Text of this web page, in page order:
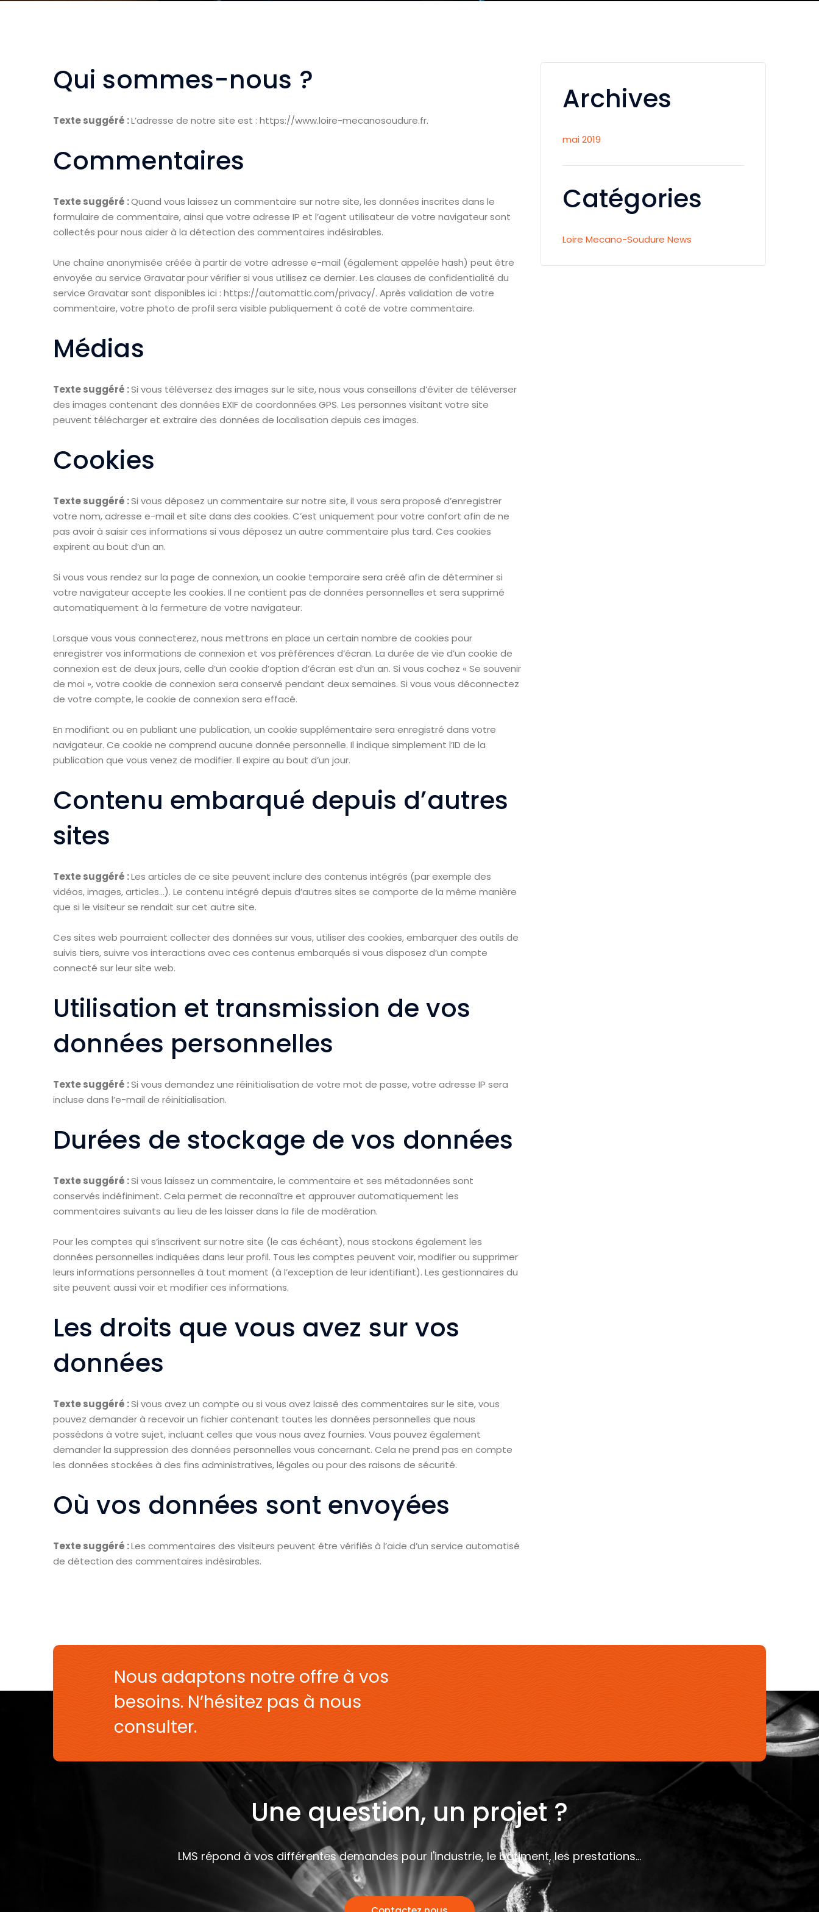
Qui sommes-nous ?
Texte suggéré :L’adresse de notre site est : https://www.loire-mecanosoudure.fr.
Commentaires
Texte suggéré :Quand vous laissez un commentaire sur notre site, les données inscrites dans le
formulaire de commentaire, ainsi que votre adresse IP et l’agent utilisateur de votre navigateur sont
collectés pour nous aider à la détection des commentaires indésirables.
Une chaîne anonymisée créée à partir de votre adresse e-mail (également appelée hash) peut être
envoyée au service Gravatar pour vérifier si vous utilisez ce dernier. Les clauses de confidentialité du
service Gravatar sont disponibles ici : https://automattic.com/privacy/. Après validation de votre
commentaire, votre photo de profil sera visible publiquement à coté de votre commentaire.
Médias
Texte suggéré :Si vous téléversez des images sur le site, nous vous conseillons d’éviter de téléverser
des images contenant des données EXIF de coordonnées GPS. Les personnes visitant votre site
peuvent télécharger et extraire des données de localisation depuis ces images.
Cookies
Texte suggéré :Si vous déposez un commentaire sur notre site, il vous sera proposé d’enregistrer
votre nom, adresse e-mail et site dans des cookies. C’est uniquement pour votre confort afin de ne
pas avoir à saisir ces informations si vous déposez un autre commentaire plus tard. Ces cookies
expirent au bout d’un an.
Si vous vous rendez sur la page de connexion, un cookie temporaire sera créé afin de déterminer si
votre navigateur accepte les cookies. Il ne contient pas de données personnelles et sera supprimé
automatiquement à la fermeture de votre navigateur.
Lorsque vous vous connecterez, nous mettrons en place un certain nombre de cookies pour
enregistrer vos informations de connexion et vos préférences d’écran. La durée de vie d’un cookie de
connexion est de deux jours, celle d’un cookie d’option d’écran est d’un an. Si vous cochez « Se souvenir
de moi », votre cookie de connexion sera conservé pendant deux semaines. Si vous vous déconnectez
de votre compte, le cookie de connexion sera effacé.
En modifiant ou en publiant une publication, un cookie supplémentaire sera enregistré dans votre
navigateur. Ce cookie ne comprend aucune donnée personnelle. Il indique simplement l’ID de la
publication que vous venez de modifier. Il expire au bout d’un jour.
Contenu embarqué depuis d’autres
sites
Texte suggéré :Les articles de ce site peuvent inclure des contenus intégrés (par exemple des
vidéos, images, articles…). Le contenu intégré depuis d’autres sites se comporte de la même manière
que si le visiteur se rendait sur cet autre site.
Ces sites web pourraient collecter des données sur vous, utiliser des cookies, embarquer des outils de
suivis tiers, suivre vos interactions avec ces contenus embarqués si vous disposez d’un compte
connecté sur leur site web.
Utilisation et transmission de vos
données personnelles
Texte suggéré :Si vous demandez une réinitialisation de votre mot de passe, votre adresse IP sera
incluse dans l’e-mail de réinitialisation.
Durées de stockage de vos données
Texte suggéré :Si vous laissez un commentaire, le commentaire et ses métadonnées sont
conservés indéfiniment. Cela permet de reconnaître et approuver automatiquement les
commentaires suivants au lieu de les laisser dans la file de modération.
Pour les comptes qui s’inscrivent sur notre site (le cas échéant), nous stockons également les
données personnelles indiquées dans leur profil. Tous les comptes peuvent voir, modifier ou supprimer
leurs informations personnelles à tout moment (à l’exception de leur identifiant). Les gestionnaires du
site peuvent aussi voir et modifier ces informations.
Les droits que vous avez sur vos
données
Texte suggéré :Si vous avez un compte ou si vous avez laissé des commentaires sur le site, vous
pouvez demander à recevoir un fichier contenant toutes les données personnelles que nous
possédons à votre sujet, incluant celles que vous nous avez fournies. Vous pouvez également
demander la suppression des données personnelles vous concernant. Cela ne prend pas en compte
les données stockées à des fins administratives, légales ou pour des raisons de sécurité.
Où vos données sont envoyées
Texte suggéré :Les commentaires des visiteurs peuvent être vérifiés à l’aide d’un service automatisé
de détection des commentaires indésirables.
Archives
mai 2019
Catégories
Loire Mecano-Soudure News
Nous adaptons notre offre à vos
besoins. N’hésitez pas à nous
consulter.
Une question, un projet ?
LMS répond à vos différentes demandes pour l'industrie, le bâtiment, les prestations...